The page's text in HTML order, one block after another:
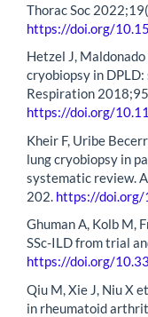
Thorac Soc
https://doi.org/
Hetzel J,
cryobiopsy in
Respiration
https://doi.org/
Kheir F, Uribe
lung cryobiopsy in
systematic review.
202. https://doi.org/
Ghuman A, Kolb M,
SSc-ILD from trial
https://doi.org/
Qiu M, Xie J, Niu X
in rheumatoid